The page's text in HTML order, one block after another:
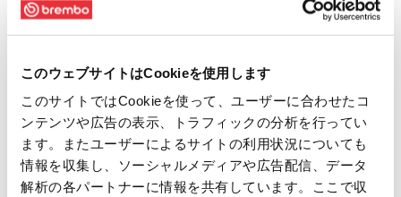
このウェブサイトはCookieを使用します
このサイトではCookieを使って、ユーザーに合わせたコ
ンテンツや広告の表示、トラフィックの分析を行ってい
ます。またユーザーによるサイトの利用状況についても
情報を収集し、ソーシャルメディアや広告配信、データ
解析の各パートナーに情報を共有しています。ここで収